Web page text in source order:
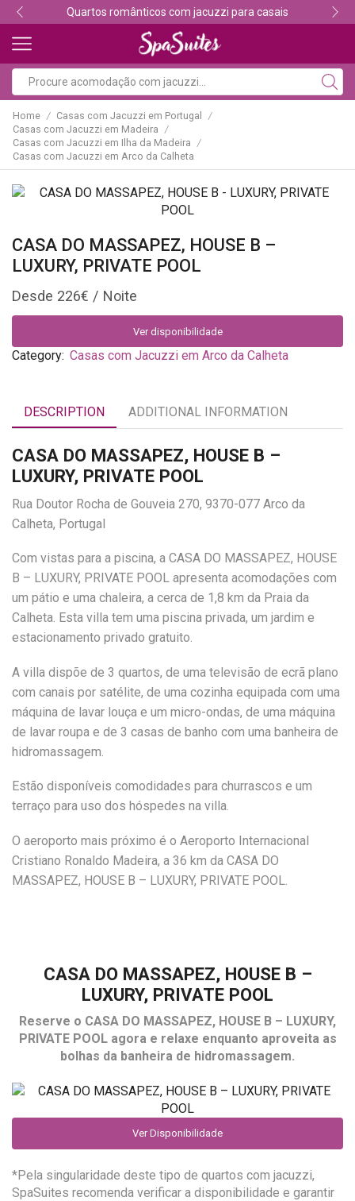
Descubra os melhores alojamentos com
Home / Casas com Jacuzzi em Portugal /
Casas com Jacuzzi em Madeira /
Casas com Jacuzzi em Ilha da Madeira /
Casas com Jacuzzi em Arco da Calheta
CASA DO MASSAPEZ, HOUSE B –
LUXURY, PRIVATE POOL
226€
Ver disponibilidade
Category: Casas com Jacuzzi em Arco da Calheta
DESCRIPTION ADDITIONAL INFORMATION
CASA DO MASSAPEZ, HOUSE B –
LUXURY, PRIVATE POOL
Rua Doutor Rocha de Gouveia 270, 9370-077 Arco da
Calheta, Portugal
Com vistas para a piscina, a CASA DO MASSAPEZ, HOUSE
B – LUXURY, PRIVATE POOL apresenta acomodações com
um pátio e uma chaleira, a cerca de 1,8 km da Praia da
Calheta. Esta villa tem uma piscina privada, um jardim e
estacionamento privado gratuito.
A villa dispõe de 3 quartos, de uma televisão de ecrã plano
com canais por satélite, de uma cozinha equipada com uma
máquina de lavar louça e um micro-ondas, de uma máquina
de lavar roupa e de 3 casas de banho com uma banheira de
hidromassagem.
Estão disponíveis comodidades para churrascos e um
terraço para uso dos hóspedes na villa.
O aeroporto mais próximo é o Aeroporto Internacional
Cristiano Ronaldo Madeira, a 36 km da CASA DO
MASSAPEZ, HOUSE B – LUXURY, PRIVATE POOL.
CASA DO MASSAPEZ, HOUSE B –
LUXURY, PRIVATE POOL
Reserve o CASA DO MASSAPEZ, HOUSE B – LUXURY,
PRIVATE POOLagora e relaxe enquanto aproveita as
bolhas da banheira de hidromassagem.
Ver Disponibilidade
*Pela singularidade deste tipo de quartos com jacuzzi,
SpaSuites recomenda verificar a disponibilidade e garantir